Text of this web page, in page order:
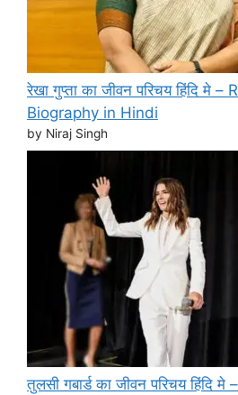
रेखा गुप्ता का जीवन परिचय हिंदि मे
Biography in Hindi
by Niraj Singh
तुलसी गबार्ड का जीवन परिचय हिंदि